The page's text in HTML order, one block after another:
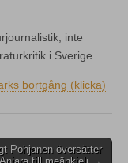
inte
i Sverige.
bortgång (klicka)
Pohjanen översätter